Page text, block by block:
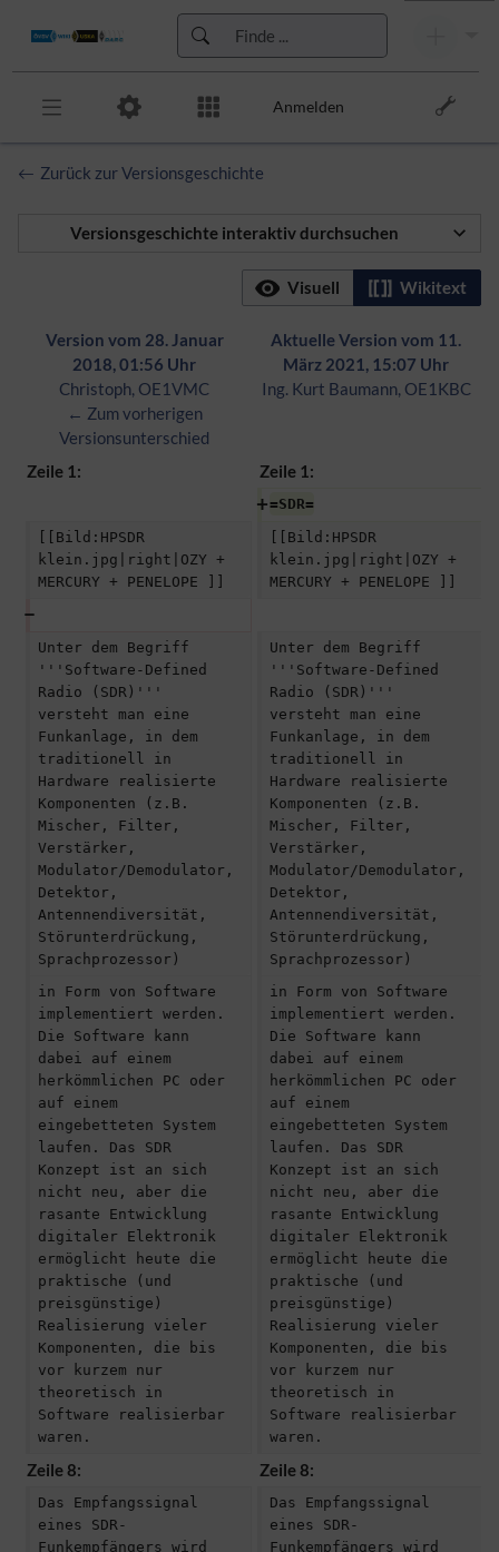
Zur Hauptnavigation
Zum Arbeitsbereich
Anmelden
Zurück zur Versionsgeschichte
Versionsgeschichte interaktiv durchsuchen
Visuell Wikitext
Version vom 28. Januar
2018, 01:56 Uhr
Christoph, OE1VMC
← Zum vorherigen
Versionsunterschied
Aktuelle Version vom 11.
März 2021, 15:07 Uhr
Ing. Kurt Baumann, OE1KBC
Zeile 1: Zeile 1:
=SDR=
[[Bild:HPSDR
klein.jpg|right|OZY +
MERCURY + PENELOPE ]]
[[Bild:HPSDR
klein.jpg|right|OZY +
MERCURY + PENELOPE ]]
Unter dem Begriff
'''Software-Defined
Radio (SDR)'''
versteht man eine
Funkanlage, in dem
traditionell in
Hardware realisierte
Komponenten (z.B.
Mischer, Filter,
Verstärker,
Modulator/Demodulator,
Detektor,
Antennendiversität,
Störunterdrückung,
Sprachprozessor)
Unter dem Begriff
'''Software-Defined
Radio (SDR)'''
versteht man eine
Funkanlage, in dem
traditionell in
Hardware realisierte
Komponenten (z.B.
Mischer, Filter,
Verstärker,
Modulator/Demodulator,
Detektor,
Antennendiversität,
Störunterdrückung,
Sprachprozessor)
in Form von Software
implementiert werden.
Die Software kann
dabei auf einem
herkömmlichen PC oder
auf einem
eingebetteten System
laufen. Das SDR
Konzept ist an sich
nicht neu, aber die
rasante Entwicklung
digitaler Elektronik
ermöglicht heute die
praktische (und
preisgünstige)
Realisierung vieler
Komponenten, die bis
vor kurzem nur
theoretisch in
Software realisierbar
waren.
in Form von Software
implementiert werden.
Die Software kann
dabei auf einem
herkömmlichen PC oder
auf einem
eingebetteten System
laufen. Das SDR
Konzept ist an sich
nicht neu, aber die
rasante Entwicklung
digitaler Elektronik
ermöglicht heute die
praktische (und
preisgünstige)
Realisierung vieler
Komponenten, die bis
vor kurzem nur
theoretisch in
Software realisierbar
waren.
Zeile 8: Zeile 8:
Das Empfangssignal
eines SDR-
Funkempfängers wird
Das Empfangssignal
eines SDR-
Funkempfängers wird